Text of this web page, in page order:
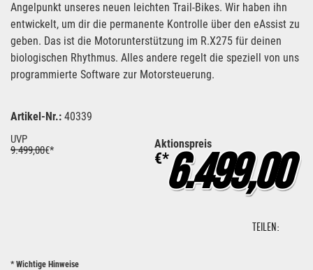
Angelpunkt unseres neuen leichten Trail-Bikes. Wir haben ihn
entwickelt, um dir die permanente Kontrolle über den eAssist zu
geben. Das ist die Motorunterstützung im R.X275 für deinen
biologischen Rhythmus. Alles andere regelt die speziell von uns
programmierte Software zur Motorsteuerung.
Artikel-Nr.: 40339
UVP
9.499,00€* Aktionspreis
6.499,00
€*
TEILEN:
* Wichtige Hinweise